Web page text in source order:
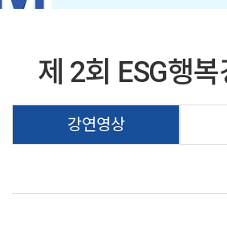
제 2회 ESG행
강연영상